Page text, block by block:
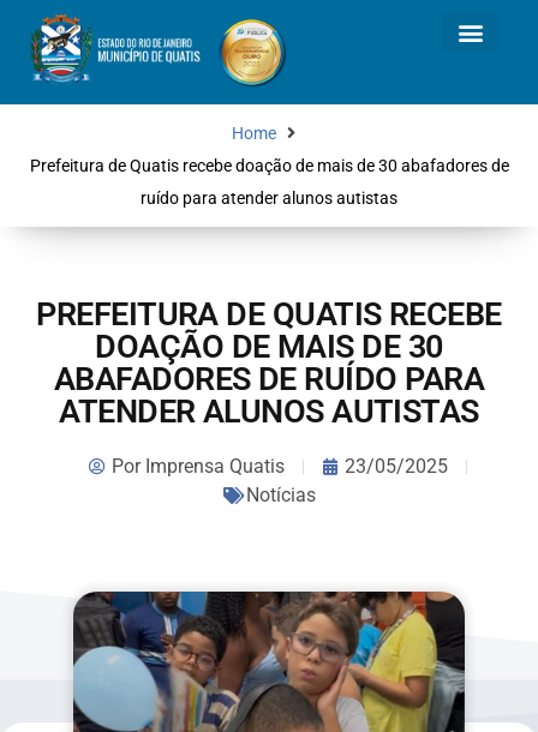
Home
Prefeitura de Quatis recebe doação de mais de 30 abafadores de
ruído para atender alunos autistas
PREFEITURA DE QUATIS RECEBE
DOAÇÃO DE MAIS DE 30
ABAFADORES DE RUÍDO PARA
ATENDER ALUNOS AUTISTAS
PorImprensa Quatis
23/05/2025
Notícias